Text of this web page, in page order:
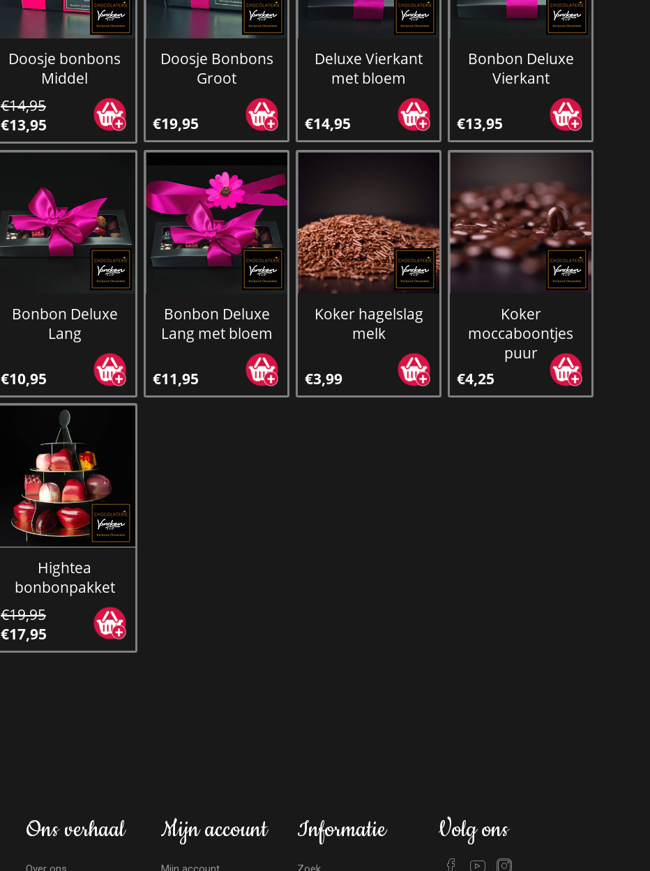
Doosje bonbons
Middel
€14,95
€13,95
Doosje Bonbons
Groot
€19,95
Deluxe Vierkant
met bloem
€14,95
Bonbon Deluxe
Vierkant
€13,95
Bonbon Deluxe
Lang
€10,95
Bonbon Deluxe
Lang met bloem
€11,95
Koker hagelslag
melk
€3,99
Koker
moccaboontjes
puur
€4,25
Hightea
bonbonpakket
€19,95
€17,95
Ons verhaal Mijn account Informatie Volg ons